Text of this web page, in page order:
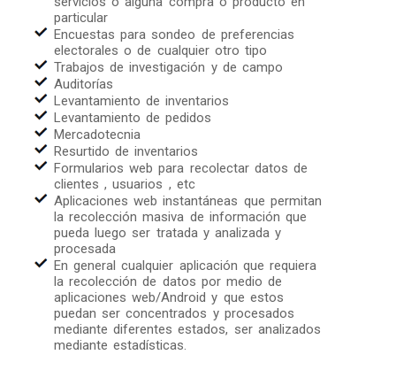
particular
Encuestas para sondeo de preferencias
electorales o de cualquier otro tipo
Trabajos de investigación y de campo
Auditorías
Levantamiento de inventarios
Levantamiento de pedidos
Mercadotecnia
Resurtido de inventarios
Formularios web para recolectar datos de
clientes , usuarios , etc
Aplicaciones web instantáneas que permitan
la recolección masiva de información que
pueda luego ser tratada y analizada y
procesada
En general cualquier aplicación que requiera
la recolección de datos por medio de
aplicaciones web/Android y que estos
puedan ser concentrados y procesados
mediante diferentes estados, ser analizados
mediante estadísticas.